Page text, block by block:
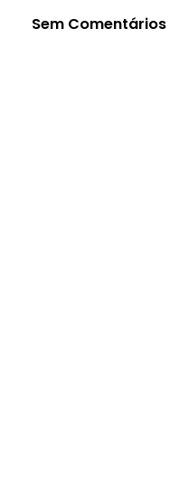
Sem Comentários